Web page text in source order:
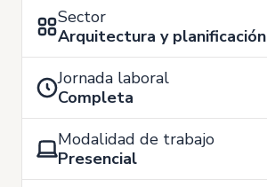
Sector
Arquitectura y planificación
Jornada laboral
Completa
Modalidad de trabajo
Presencial